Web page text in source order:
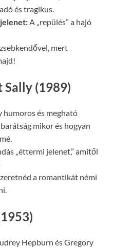
és tragikus.
A „repülés” a hajó
mert
(1989)
humoros és megható
mikor és hogyan
„éttermi jelenet,” amitől
a romantikát némi
Hepburn és Gregory